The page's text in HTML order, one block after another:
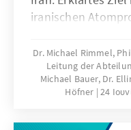
iranischen
zurück. In der
beteiligte sich die
Atomanlagen.
Dr. Michael Rimmel,
Leitung der
Michael Bauer, Dr.
Höfner 24